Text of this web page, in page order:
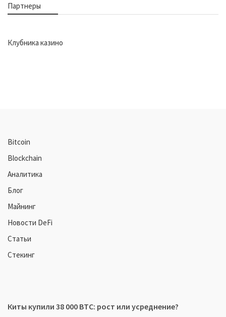
Партнеры
Клубника казино
Bitcoin
Blockchain
Аналитика
Блог
Майнинг
Новости DeFi
Статьи
Стекинг
Киты купили 38 000 BTC: рост или усреднение?